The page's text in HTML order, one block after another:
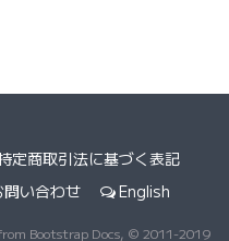
定商取引法に基づく表記
問い合わせ English
Bootstrap Docs, © 2011-2019